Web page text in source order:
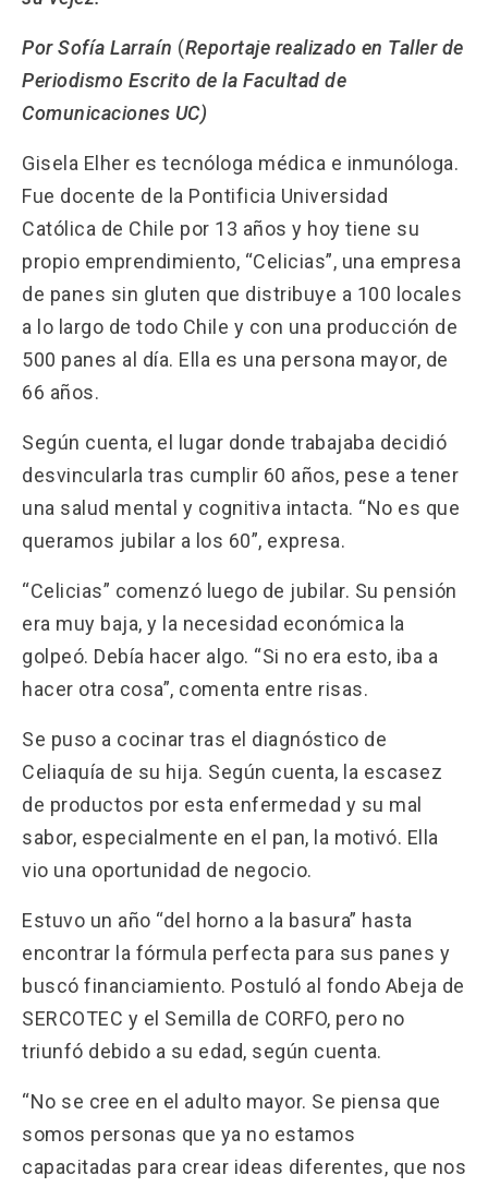
Por Sofía Larraín (Reportaje realizado en Taller de
Periodismo Escrito de la Facultad de
Comunicaciones UC)
Gisela Elher es tecnóloga médica e inmunóloga.
Fue docente de la Pontificia Universidad
Católica de Chile por 13 años y hoy tiene su
propio emprendimiento, “Celicias”, una empresa
de panes sin gluten que distribuye a 100 locales
a lo largo de todo Chile y con una producción de
500 panes al día. Ella es una persona mayor, de
66 años.
Según cuenta, el lugar donde trabajaba decidió
desvincularla tras cumplir 60 años, pese a tener
una salud mental y cognitiva intacta. “No es que
queramos jubilar a los 60”, expresa.
“Celicias” comenzó luego de jubilar. Su pensión
era muy baja, y la necesidad económica la
golpeó. Debía hacer algo. “Si no era esto, iba a
hacer otra cosa”, comenta entre risas.
Se puso a cocinar tras el diagnóstico de
Celiaquía de su hija. Según cuenta, la escasez
de productos por esta enfermedad y su mal
sabor, especialmente en el pan, la motivó. Ella
vio una oportunidad de negocio.
Estuvo un año “del horno a la basura” hasta
encontrar la fórmula perfecta para sus panes y
buscó financiamiento. Postuló al fondo Abeja de
SERCOTEC y el Semilla de CORFO, pero no
triunfó debido a su edad, según cuenta.
“No se cree en el adulto mayor. Se piensa que
somos personas que ya no estamos
capacitadas para crear ideas diferentes, que nos